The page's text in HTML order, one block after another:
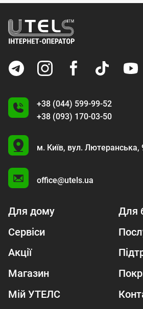
+38 (044) 599-99-52
+38 (093) 170-03-50
U
м. Київ, вул. Лютеранська,
office@utels.ua
Для дому
Для
Сервіси
Акції
Магазин
Мій УТЕЛС